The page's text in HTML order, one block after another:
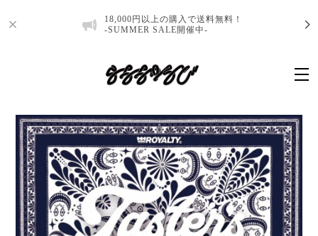
18,000円以上の購入で送料無料！
-SUMMER SALE開催中-